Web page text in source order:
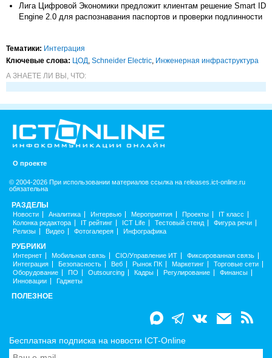
Лига Цифровой Экономики предложит клиентам решение Smart ID
Engine 2.0 для распознавания паспортов и проверки подлинности
Тематики: Интеграция
Ключевые слова: ЦОД, Schneider Electric, Инженерная инфраструктура
А ЗНАЕТЕ ЛИ ВЫ, ЧТО:
О проекте
© 2004-2026 При использовании материалов ссылка на releases.ict-online.ru
обязательна
РАЗДЕЛЫ
Новости Аналитика Интервью Мероприятия Проекты
IT класс
Колонка редактора
IT рейтинг ICT Life Тестовый стенд
Фигура речи
Релизы
Видео Фотогалерея Инфографика
РУБРИКИ
Интернет Мобильная связь CIO/Управление ИТ
Фиксированная связь
Интеграция
Безопасность Веб Рынок ПК Маркетинг
Торговые сети
Оборудование
ПО Outsourcing Кадры Регулирование
Финансы
Инновации
Гаджеты
ПОЛЕЗНОЕ
Бесплатная подписка на новости ICT-Online